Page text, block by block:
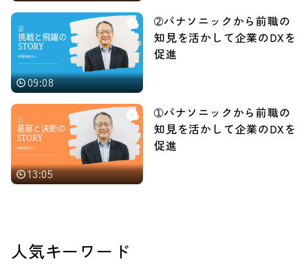
09:08
➁パナソニックから前職の
知見を活かして企業のDXを
促進
13:05
➀パナソニックから前職の
知見を活かして企業のDXを
促進
人気キーワード